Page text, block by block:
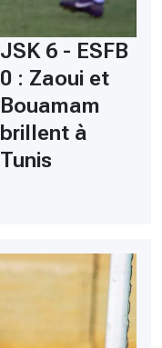
JSK 6 - ESFB
0 : Zaoui et
Bouamam
brillent à
Tunis